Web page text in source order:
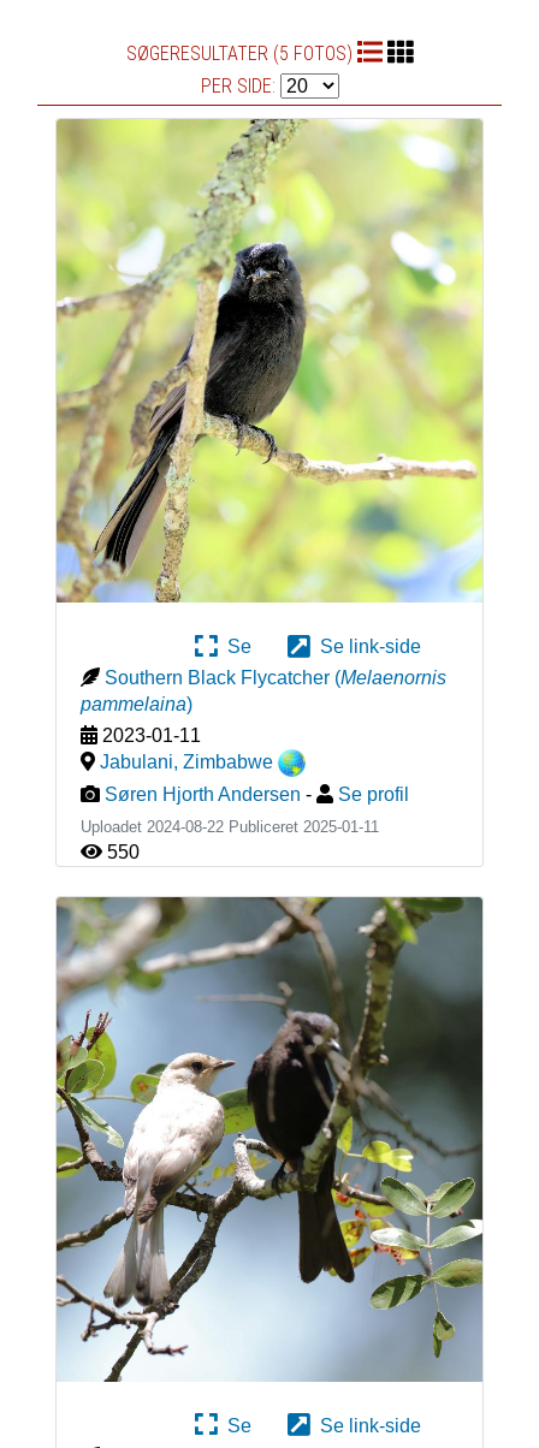
SØGERESULTATER (5 FOTOS)
PER SIDE:
Se
Se link-side
Southern Black Flycatcher (Melaenornis
pammelaina)
2023-01-11
Jabulani, Zimbabwe
Søren Hjorth Andersen - Se profil
Uploadet 2024-08-22 Publiceret 2025-01-11
550
Se
Se link-side